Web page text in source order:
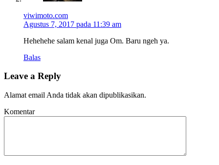
viwimoto.com
Agustus 7, 2017 pada 11:39 am
Hehehehe salam kenal juga Om. Baru ngeh ya.
Balas
Leave a Reply
Alamat email Anda tidak akan dipublikasikan.
Komentar